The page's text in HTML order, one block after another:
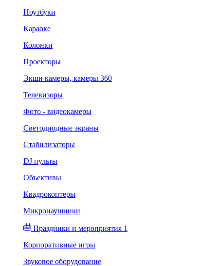
Ноутбуки
Караоке
Колонки
Проекторы
Экшн камеры, камеры 360
Телевизоры
Фото - видеокамеры
Светодиодные экраны
Стабилизаторы
DJ пульты
Объективы
Квадрокоптеры
Микронаушники
Праздники и мероприятия 1
Корпоративные игры
Звуковое оборудование